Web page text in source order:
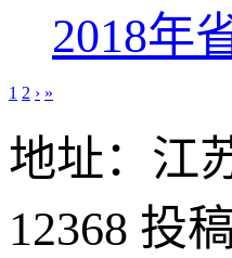
2018年
1 2 › »
地址：江
12368 投